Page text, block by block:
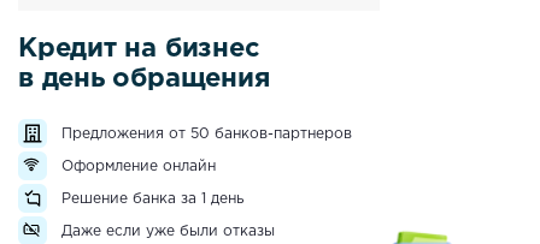
Кредит на бизнес
в день обращения
Предложения от 50 банков-партнеров
Оформление онлайн
Решение банка за 1 день
Даже если уже были отказы